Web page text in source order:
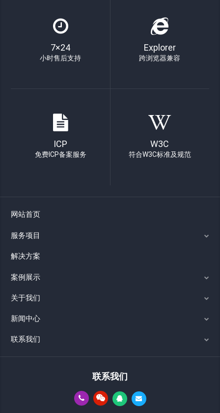
7×24
小时售后支持
Explorer
跨浏览器兼容
ICP
免费ICP备案服务
W3C
符合W3C标准及规范
网站首页
服务项目
解决方案
案例展示
关于我们
新闻中心
联系我们
联系我们